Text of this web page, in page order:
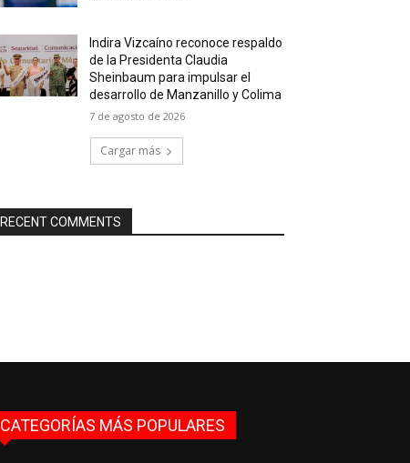
Indira Vizcaíno reconoce respaldo
de la Presidenta Claudia
Sheinbaum para impulsar el
desarrollo de Manzanillo y Colima
7 de agosto de 2026
Cargar más
RECENT COMMENTS
CATEGORÍAS MÁS POPULARES